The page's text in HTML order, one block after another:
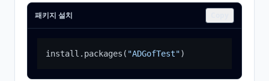
패키지 설치
install.packages ( "ADGofTest")